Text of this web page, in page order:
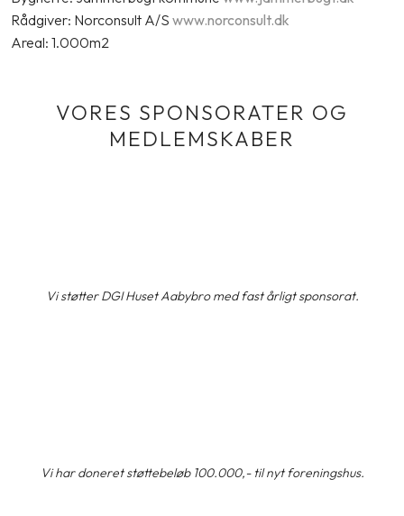
Rådgiver: Norconsult A/Swww.norconsult.dk
Areal: 1.000m2​
VORES SPONSORATER OG
MEDLEMSKABER
​Vi støtter DGI Huset Aabybro med fast årligt sponsorat.
​Vi har doneret støttebeløb 100.000,- til nyt foreningshus.